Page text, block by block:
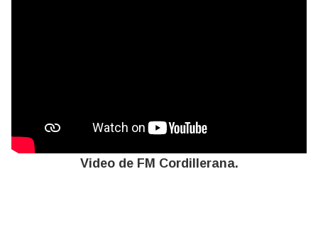
Video de FM Cordillerana.